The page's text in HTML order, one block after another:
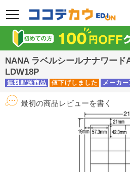
メニュー
NANA ラベルシールナナワード
LDW18P
無料配送商品 値下げしました メーカ
最初の商品レビューを書く